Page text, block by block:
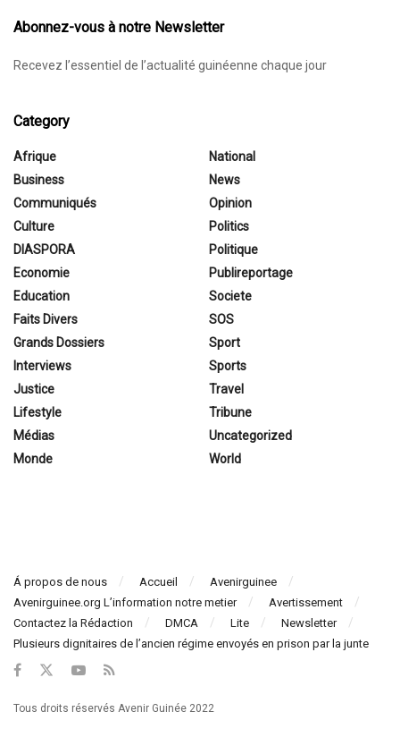
Abonnez-vous à notre Newsletter
Recevez l’essentiel de l’actualité guinéenne chaque jour
Category
Afrique
Business
Communiqués
Culture
DIASPORA
Economie
Education
Faits Divers
Grands Dossiers
Interviews
Justice
Lifestyle
Médias
Monde
National
News
Opinion
Politics
Politique
Publireportage
Societe
SOS
Sport
Sports
Travel
Tribune
Uncategorized
World
Á propos de nous Accueil
Avenirguinee
Avenirguinee.org L’information notre metier
Avertissement
Contactez la Rédaction
DMCA Lite
Newsletter
Plusieurs dignitaires de l’ancien régime envoyés en prison par la junte
Tous droits réservés Avenir Guinée 2022